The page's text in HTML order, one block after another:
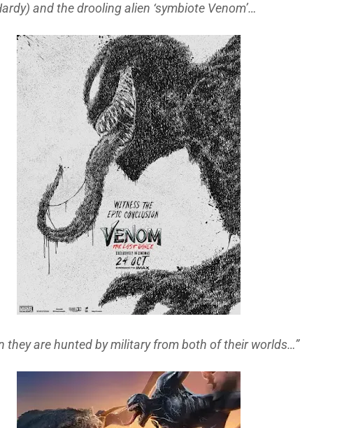
and the drooling alien ‘symbiote Venom’…
they are huntedby military from both of their worlds…”